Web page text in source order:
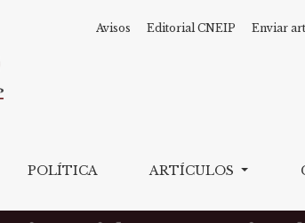
en
POLÍTICA ARTÍCULOS
Avisos Editorial CNEIP Enviar